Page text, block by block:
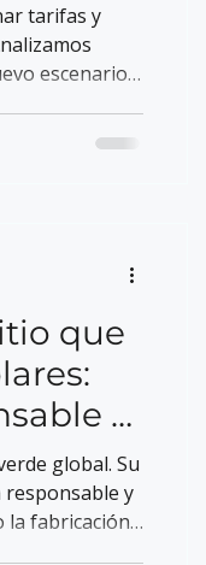
tarifas y
escenario
que
y
global. Su
y
la fabricación